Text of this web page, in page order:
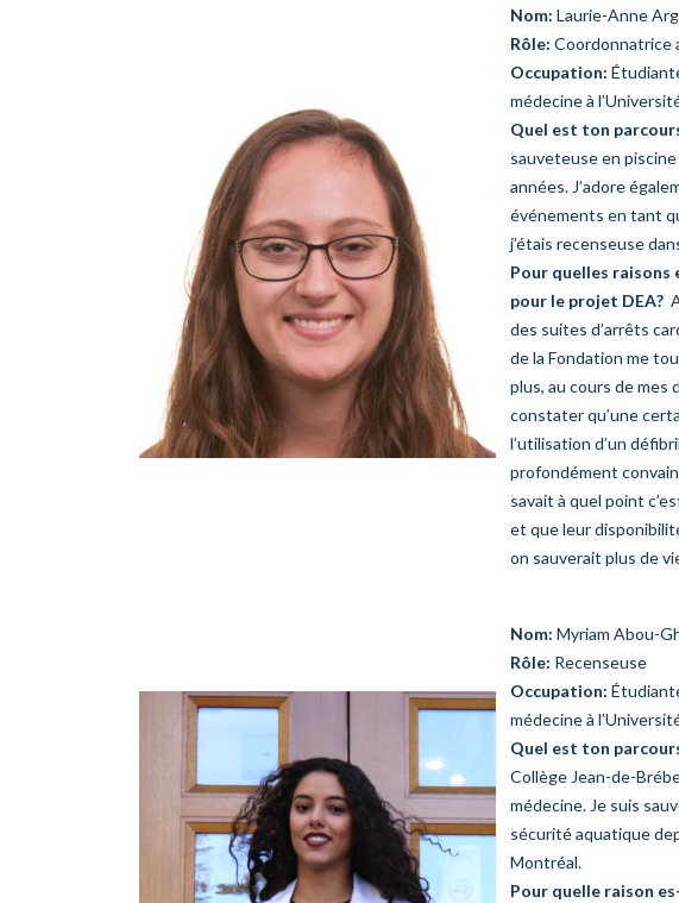
Nom: Laurie-Anne
Rôle: Coordonnatrice
Occupation:
médecine à
Quel est ton
sauveteuse en
années. J’adore
événements en tant
j’étais recenseuse
Pour quelles raisons
pour le projet DEA?
des suites d’arrêts
de la Fondation me
plus, au cours de mes
constater qu’une
l’utilisation d’un
profondément
savait à quel point
et que leur
on sauverait plus de
Nom: Myriam Abou-
Rôle: Recenseuse
Occupation:
médecine à
Quel est ton
Collège Jean-de-
médecine. Je suis
sécurité aquatique
Montréal.
Pour quelle raison